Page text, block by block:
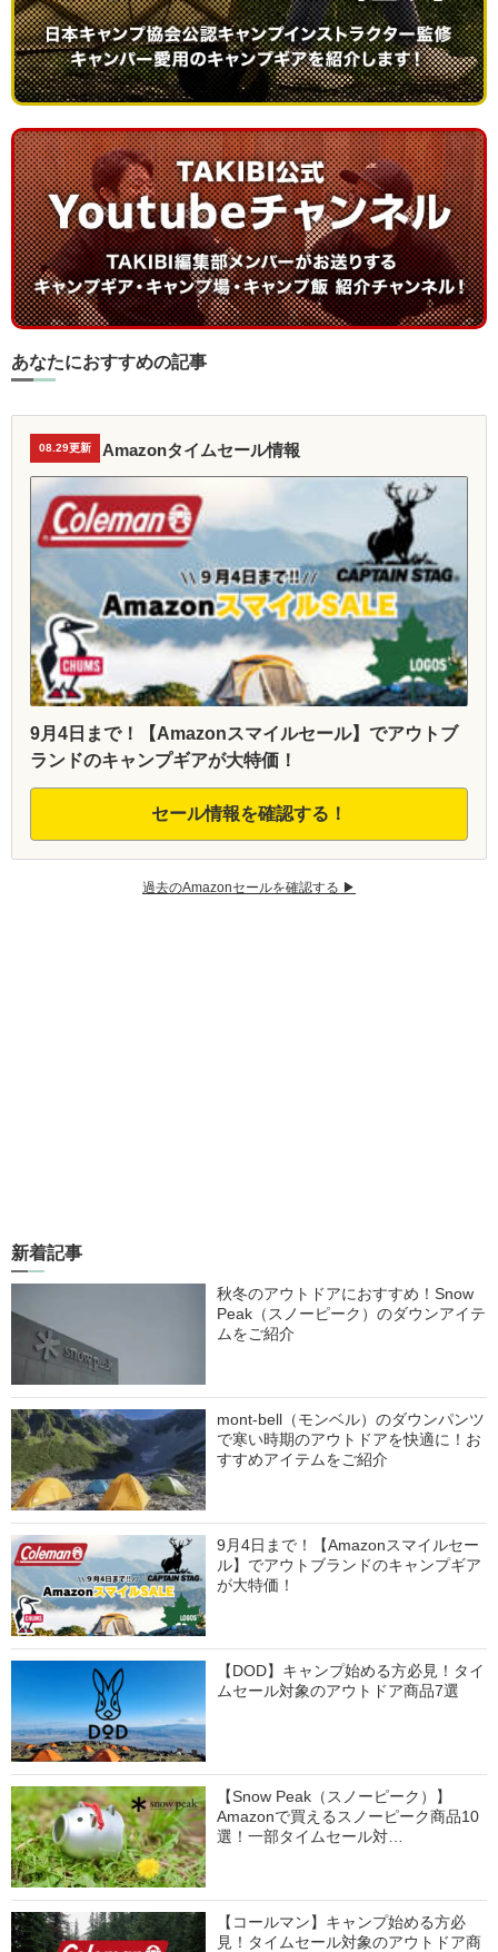
あなたにおすすめの記事
08.29更新 Amazonタイムセール情報
9月4日まで！【Amazonスマイルセール】でアウトブ
ランドのキャンプギアが大特価！
セール情報を確認する！
過去のAmazonセールを確認する ▶︎
新着記事
秋冬のアウトドアにおすすめ！Snow
Peak（スノーピーク）のダウンアイテ
ムをご紹介
mont-bell（モンベル）のダウンパンツ
で寒い時期のアウトドアを快適に！お
すすめアイテムをご紹介
9月4日まで！【Amazonスマイルセー
ル】でアウトブランドのキャンプギア
が大特価！
【DOD】キャンプ始める方必見！タイ
ムセール対象のアウトドア商品7選
【Snow Peak（スノーピーク）】
Amazonで買えるスノーピーク商品10
選！一部タイムセール対…
【コールマン】キャンプ始める方必
見！タイムセール対象のアウトドア商